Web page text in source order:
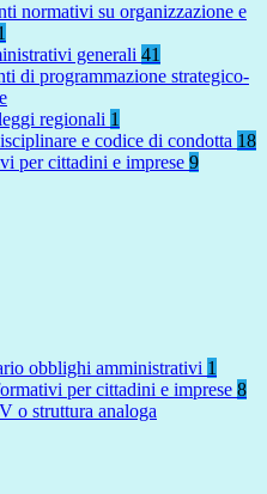
normativi su organizzazione e
generali 41
di programmazione strategico-
regionali 1
e codice di condotta 18
per cittadini e imprese 9
obblighi amministrativi 1
per cittadini e imprese 8
o struttura analoga